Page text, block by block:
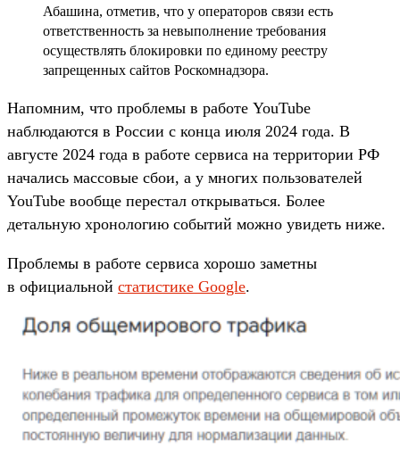
Абашина, отметив, что у операторов связи есть
ответственность за невыполнение требования
осуществлять блокировки по единому реестру
запрещенных сайтов Роскомнадзора.
Напомним, что проблемы в работе YouTube
наблюдаются в России с конца июля 2024 года. В
августе 2024 года в работе сервиса на территории РФ
начались массовые сбои, а у многих пользователей
YouTube вообще перестал открываться. Более
детальную хронологию событий можно увидеть ниже.
Проблемы в работе сервиса хорошо заметны
в официальной статистике Google.